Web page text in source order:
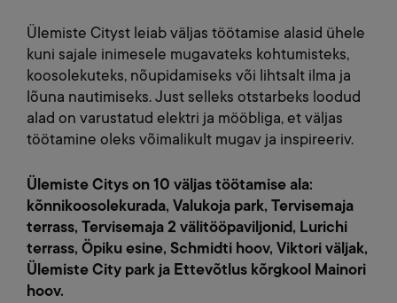
Ülemiste Cityst leiab väljas töötamise alasid ühele
kuni sajale inimesele mugavateks kohtumisteks,
koosolekuteks, nõupidamiseks või lihtsalt ilma ja
lõuna nautimiseks. Just selleks otstarbeks loodud
alad on varustatud elektri ja mööbliga, et väljas
töötamine oleks võimalikult mugav ja inspireeriv.
Ülemiste Citys on 10 väljas töötamise ala:
kõnnikoosolekurada, Valukoja park, Tervisemaja
terrass, Tervisemaja 2 välitööpaviljonid, Lurichi
terrass, Öpiku esine, Schmidti hoov, Viktori väljak,
Ülemiste City park ja Ettevõtlus kõrgkool Mainori
hoov.